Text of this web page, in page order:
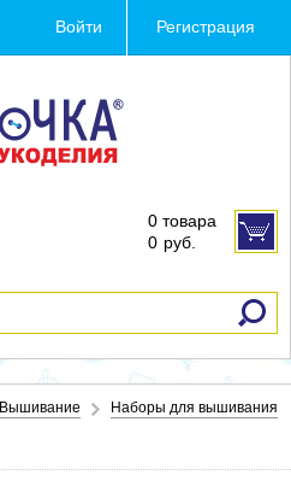
Войти Регистрация
0 товара
0 руб.
Вышивание Наборы для вышивания